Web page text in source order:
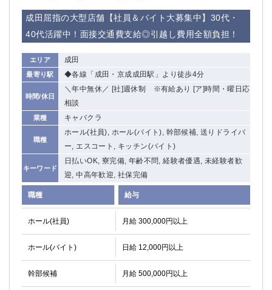
成田屈指の大型店舗【社員＆バイト大募集中】30代・
40代活躍中！面接交通費支給◎引越し費用全額負担！
エリア 成田
最寄り駅 ◆各線「成田・京成成田駅」より徒歩4分
時間/休日
＼年中無休／ [社]週休制 ※有給あり [ア]時間・曜日応
相談
業種 キャバクラ
職種
ホール(社員), ホール(バイト), 幹部候補, 送りドライバ
ー, エスコート, キッチン(バイト)
キーワード
日払いOK, 寮完備, 年齢不問, 経験者優遇, 未経験者歓
迎, 中高年歓迎, 社保完備
職種 給与
ホール(社員) 月給 300,000円以上
ホール(バイト) 日給 12,000円以上
幹部候補 月給 500,000円以上